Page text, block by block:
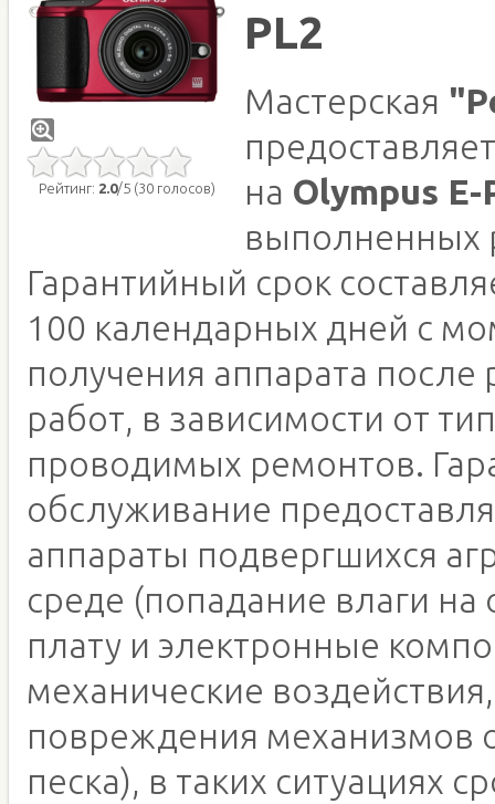
Рейтинг: 2.0/5 (30 голосов)
PL2
Мастерская
на Olympus E-
выполненных
Гарантийный срок
100 календарных дней с
получения аппарата
работ, в зависимости от
проводимых ремонтов.
обслуживание
аппараты подвергшихся
среде (попадание влаги на
плату и электронные
механические воздействия,
повреждения механизмов
песка), в таких ситуациях